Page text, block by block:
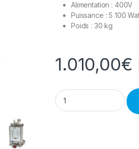
Alimentation : 400V
Puissance : 5 100
Poids : 30 kg
1.010,00€
Machine à kebab 3